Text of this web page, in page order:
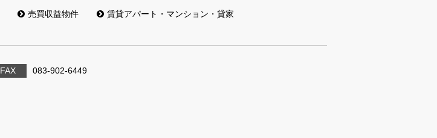
売買収益物件
賃貸アパート・マンション・貸家
FAX 083-902-6449